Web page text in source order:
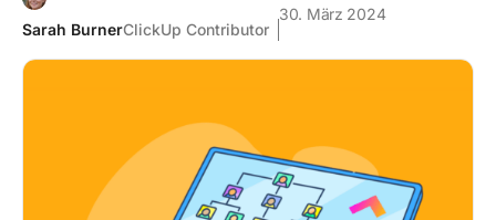
Sarah BurnerClickUp Contributor
30. März 2024